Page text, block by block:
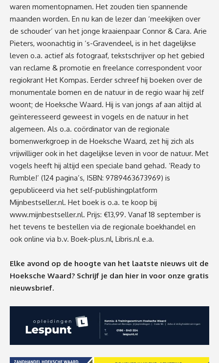
waren momentopnamen. Het zouden tien spannende
maanden worden. En nu kan de lezer dan ‘meekijken over
de schouder’ van het jonge kraaienpaar Connor & Cara. Arie
Pieters, woonachtig in ‘s-Gravendeel, is in het dagelijkse
leven o.a. actief als fotograaf, tekstschrijver op het gebied
van reclame & promotie en freelance correspondent voor
regiokrant Het Kompas. Eerder schreef hij boeken over de
monumentale bomen en de natuur in de regio waar hij zelf
woont; de Hoeksche Waard. Hij is van jongs af aan altijd al
geïnteresseerd geweest in vogels en de natuur in het
algemeen. Als o.a. coördinator van de regionale
bomenwerkgroep in de Hoeksche Waard, zet hij zich als
vrijwilliger ook in het dagelijkse leven in voor de natuur. Met
vogels heeft hij altijd een speciale band gehad. ‘Ready to
Rumble!’ (124 pagina’s, ISBN: 9789463673969) is
gepubliceerd via het self-publishingplatform
Mijnbestseller.nl. Het boek is o.a. te koop bij
www.mijnbestseller.nl. Prijs: €13,99. Vanaf 18 september is
het tevens te bestellen via de regionale boekhandel en
ook online via b.v. Boek-plus.nl, Libris.nl e.a.
Elke avond op de hoogte van het laatste nieuws uit de
Hoeksche Waard? Schrijf je dan hier in voor onze gratis
nieuwsbrief.